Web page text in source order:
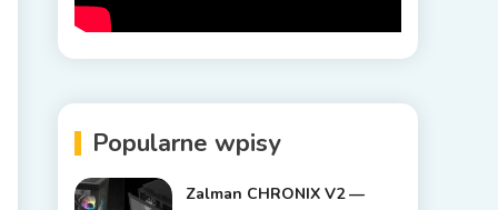
Popularne wpisy
Zalman CHRONIX V2 —